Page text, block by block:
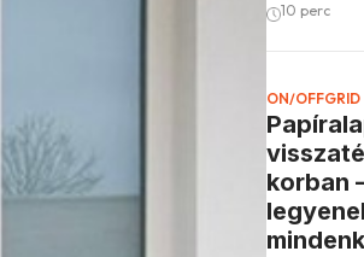
10 perc
ON/OFFGRID
korban